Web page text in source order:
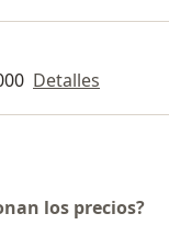
Detalles
los precios?